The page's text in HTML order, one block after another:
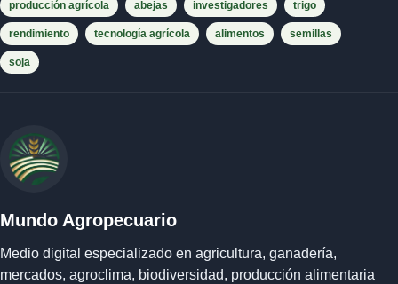
producción agrícola abejas investigadores trigo
rendimiento tecnología agrícola alimentos semillas
soja
Mundo Agropecuario
Medio digital especializado en agricultura, ganadería,
mercados, agroclima, biodiversidad, producción alimentaria